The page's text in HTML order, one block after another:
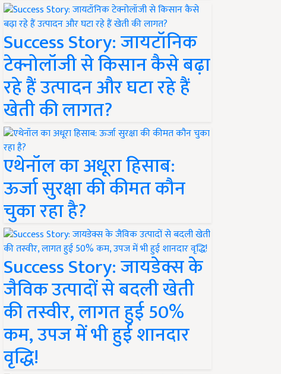
Success Story: जायटॉनिक
टेक्नोलॉजी से किसान कैसे बढ़ा
रहे हैं उत्पादन और घटा रहे हैं
खेती की लागत?
एथेनॉल का अधूरा हिसाब:
ऊर्जा सुरक्षा की कीमत कौन
चुका रहा है?
Success Story: जायडेक्स के
जैविक उत्पादों से बदली खेती
की तस्वीर, लागत हुई 50%
कम, उपज में भी हुई शानदार
वृद्धि!